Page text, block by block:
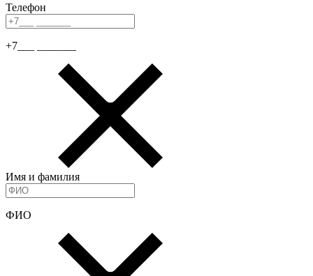
Телефон
+7___ _______
Имя и фамилия
ФИО